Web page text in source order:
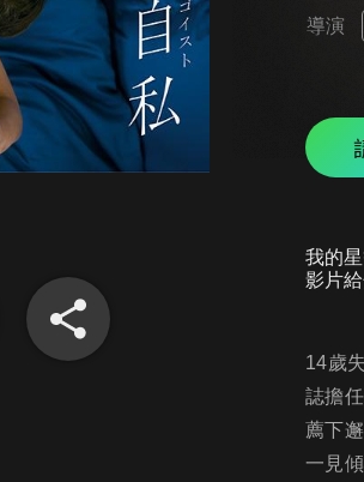
導演
我的
影片
14歲
誌擔
薦下
一見